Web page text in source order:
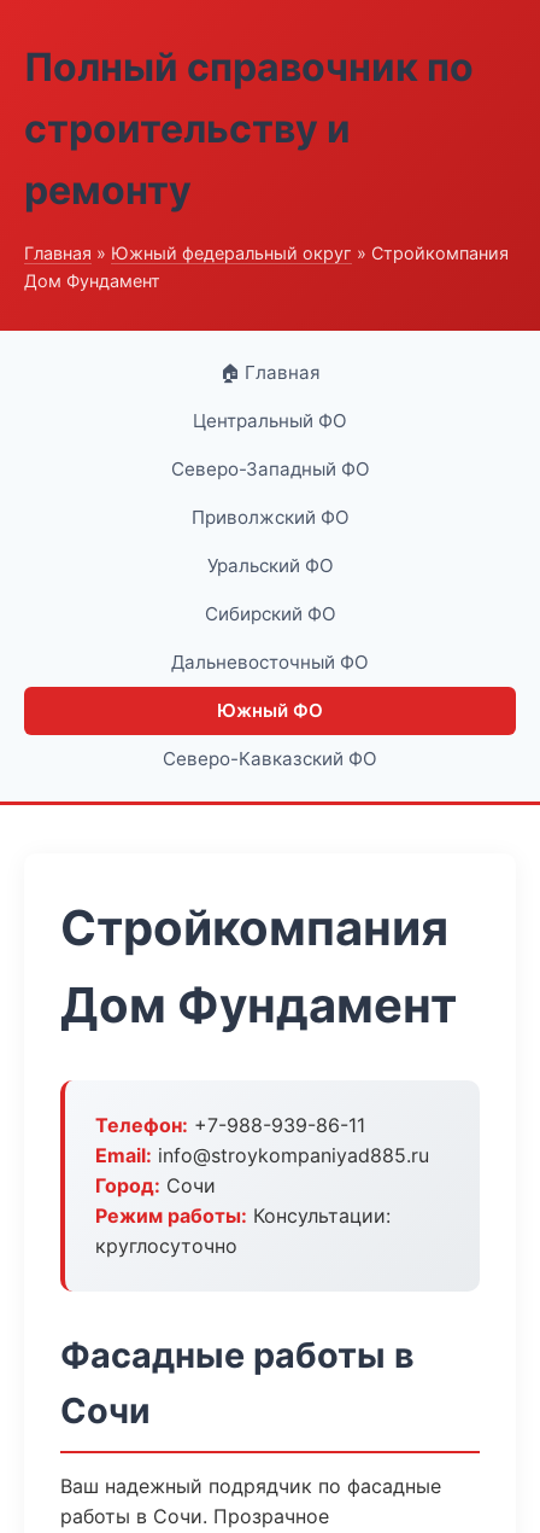
Полный справочник по
строительству и
ремонту
Главная » Южный федеральный округ » Стройкомпания
Дом Фундамент
🏠 Главная
Центральный ФО
Северо-Западный ФО
Приволжский ФО
Уральский ФО
Сибирский ФО
Дальневосточный ФО
Южный ФО
Северо-Кавказский ФО
Стройкомпания
Дом Фундамент
Телефон: +7-988-939-86-11
Email: info@stroykompaniyad885.ru
Город: Сочи
Режим работы: Консультации:
круглосуточно
Фасадные работы в
Сочи
Ваш надежный подрядчик по фасадные
работы в Сочи. Прозрачное